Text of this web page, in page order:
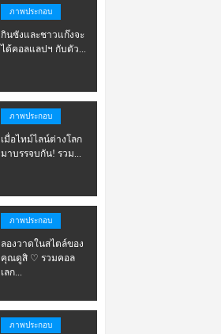
ภาพประกอบ
กินซังและชาวแก๊งจะ
ได้คอลแลปฯ กับตัว...
ภาพประกอบ
เมื่อไทม์ไลน์ต่างโลก
มาบรรจบกัน! รวม...
ภาพประกอบ
ลองวาดในสไตล์ของ
คุณดูสิ ♡ รวมคอล
เลก...
ภาพประกอบ